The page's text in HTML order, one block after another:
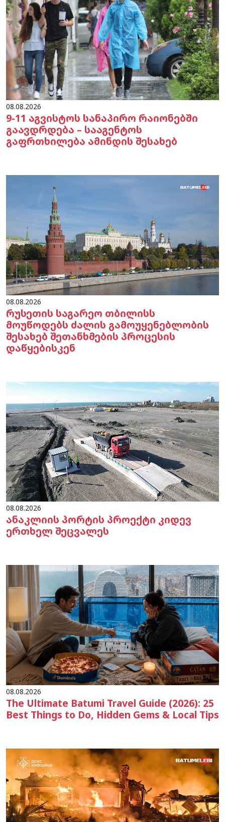
08.08.2026
9-11 აგვისტოს სანაპირო რაიონებში
გაავდრდება – სააგენტოს
გაფრთხილება ამინდის შესახებ
08.08.2026
რუსეთის საგარეო თბილისს
მოუწოდებს ძალის გამოუყენებლობის
შესახებ შეთანხმების პროცესის
დაწყებისკენ
08.08.2026
ანაკლიის პორტის პროექტი კიდევ
ერთხელ შეცვალეს
08.08.2026
The Ultimate Batumi Travel Guide (2026): 25
Best Things to Do, Hidden Gems & Local Tips